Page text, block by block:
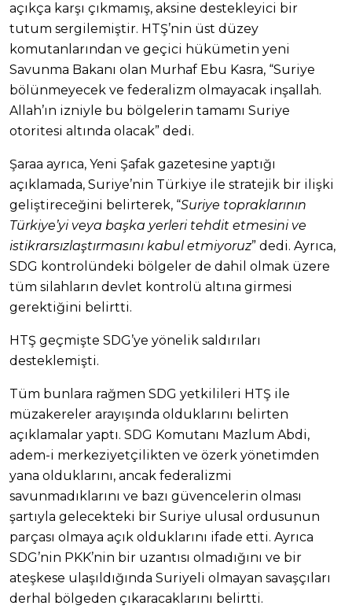
açıkça karşı çıkmamış, aksine destekleyici bir
tutum sergilemiştir. HTŞ’nin üst düzey
komutanlarından ve geçici hükümetin yeni
Savunma Bakanı olan Murhaf Ebu Kasra, “Suriye
bölünmeyecek ve federalizm olmayacak inşallah.
Allah’ın izniyle bu bölgelerin tamamı Suriye
otoritesi altında olacak” dedi.
Şaraa ayrıca, Yeni Şafak gazetesine yaptığı
açıklamada, Suriye’nin Türkiye ile stratejik bir ilişki
geliştireceğini belirterek, “Suriye topraklarının
Türkiye’yi veya başka yerleri tehdit etmesini ve
istikrarsızlaştırmasını kabul etmiyoruz” dedi. Ayrıca,
SDG kontrolündeki bölgeler de dahil olmak üzere
tüm silahların devlet kontrolü altına girmesi
gerektiğini belirtti.
HTŞ geçmişte SDG’ye yönelik saldırıları
desteklemişti.
Tüm bunlara rağmen SDG yetkilileri HTŞ ile
müzakereler arayışında olduklarını belirten
açıklamalar yaptı. SDG Komutanı Mazlum Abdi,
adem-i merkeziyetçilikten ve özerk yönetimden
yana olduklarını, ancak federalizmi
savunmadıklarını ve bazı güvencelerin olması
şartıyla gelecekteki bir Suriye ulusal ordusunun
parçası olmaya açık olduklarını ifade etti. Ayrıca
SDG’nin PKK’nin bir uzantısı olmadığını ve bir
ateşkese ulaşıldığında Suriyeli olmayan savaşçıları
derhal bölgeden çıkaracaklarını belirtti.